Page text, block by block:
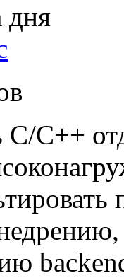
дня
C/C++